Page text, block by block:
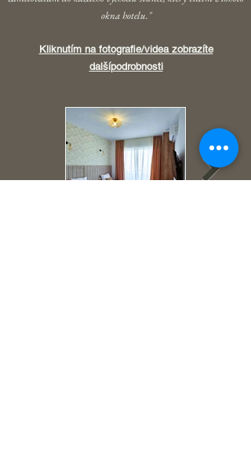
okna hotelu."
Kliknutím na fotografie/videa zobrazíte
dalšípodrobnosti